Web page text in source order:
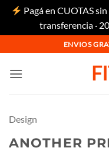
Pagá en CUOTAS
transferencia ·
al
contenido
ENVIOS
Design
ANOTHER